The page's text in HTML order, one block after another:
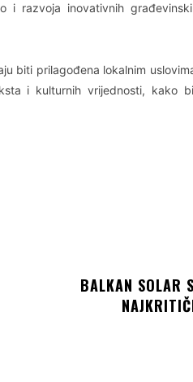
i razvoja inovativnih
biti prilagođena lokalnim
i kulturnih vrijednosti, kako
BALKAN SOLAR